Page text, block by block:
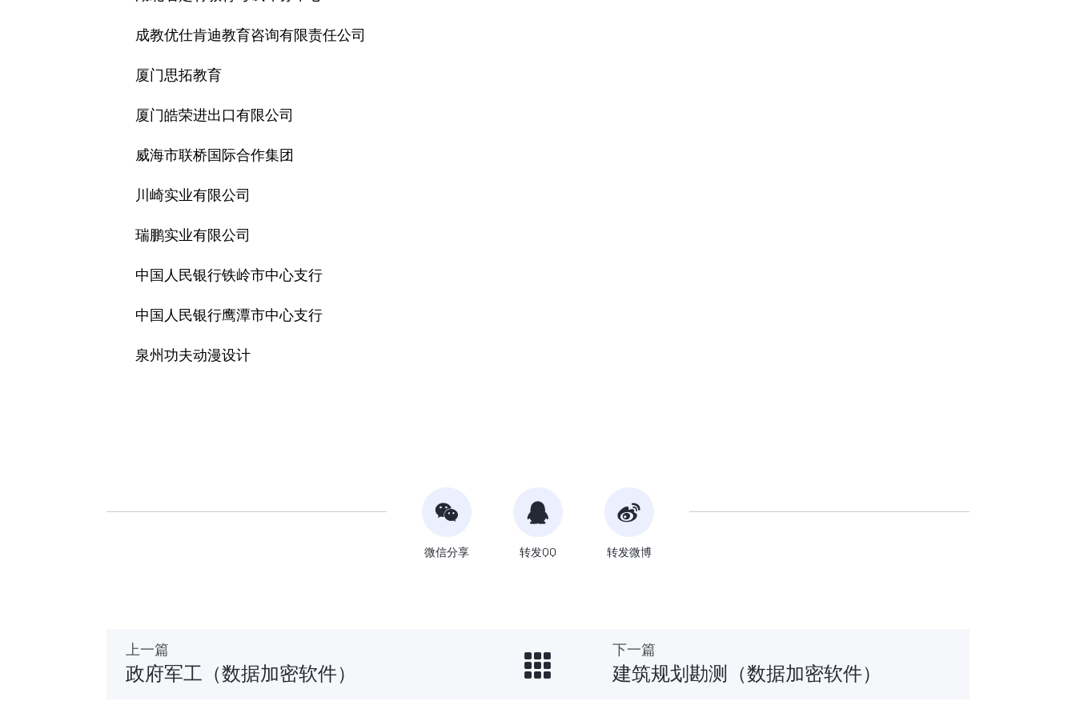
成教优仕肯迪教育咨询有限责任公司
厦门思拓教育
厦门皓荣进出口有限公司
威海市联桥国际合作集团
川崎实业有限公司
瑞鹏实业有限公司
中国人民银行铁岭市中心支行
中国人民银行鹰潭市中心支行
泉州功夫动漫设计
微信分享 转发QQ 转发微博
上一篇
政府军工（数据加密软件）
下一篇
建筑规划勘测（数据加密软件）